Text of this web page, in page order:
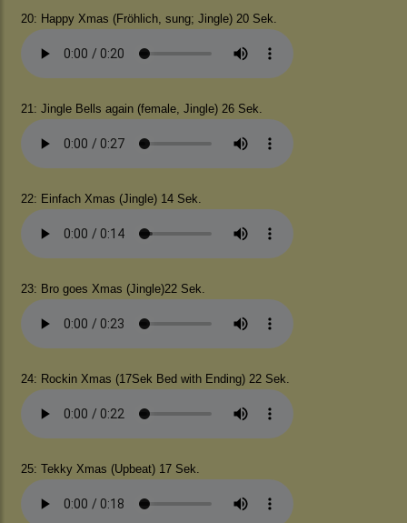
20: Happy Xmas (Fröhlich, sung; Jingle) 20 Sek.
21: Jingle Bells again (female, Jingle) 26 Sek.
22: Einfach Xmas (Jingle) 14 Sek.
23: Bro goes Xmas (Jingle)22 Sek.
24: Rockin Xmas (17Sek Bed with Ending) 22 Sek.
25: Tekky Xmas (Upbeat) 17 Sek.